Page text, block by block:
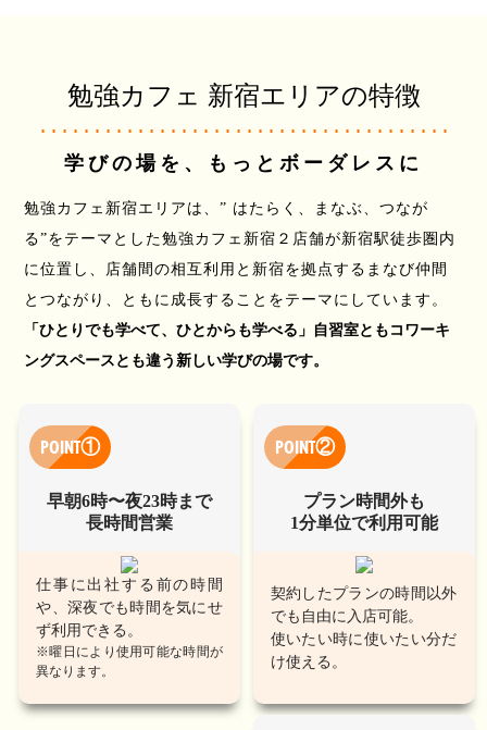
勉強カフェ 新宿エリアの特徴
学びの場を、もっとボーダレスに
勉強カフェ新宿エリアは、” はたらく、まなぶ、つなが
る”をテーマとした勉強カフェ新宿２店舗が新宿駅徒歩圏内
に位置し、店舗間の相互利用と新宿を拠点するまなび仲間
とつながり、ともに成長することをテーマにしています。
「ひとりでも学べて、ひとからも学べる」自習室ともコワーキ
ングスペースとも違う新しい学びの場です。
POINT①
早朝6時〜夜23時まで
長時間営業
仕事に出社する前の時間
や、深夜でも時間を気にせ
ず利用できる。
※曜日により使用可能な時間が
異なります。
POINT②
プラン時間外も
1分単位で利用可能
契約したプランの時間以外
でも自由に入店可能。
使いたい時に使いたい分だ
け使える。